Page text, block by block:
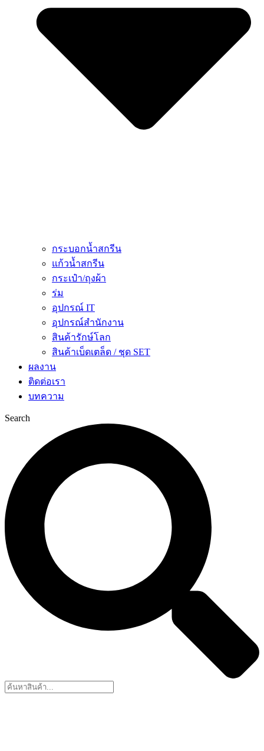
กระบอกน้ำสกรีน
แก้วน้ำสกรีน
กระเป๋า/ถุงผ้า
ร่ม
อุปกรณ์ IT
อุปกรณ์สำนักงาน
สินค้ารักษ์โลก
สินค้าเบ็ดเตล็ด / ชุด SET
ผลงาน
ติดต่อเรา
บทความ
Search